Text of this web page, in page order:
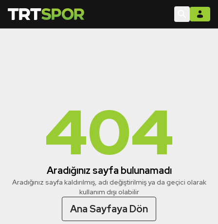
404
Aradığınız sayfa bulunamadı
Aradığınız sayfa kaldırılmış, adı değiştirilmiş ya da geçici olarak
kullanım dışı olabilir
Ana Sayfaya Dön